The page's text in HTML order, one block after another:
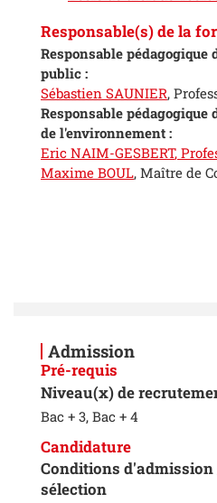
Responsable(s) de la
Responsable pédagogique
public :
Sébastien SAUNIER,
Responsable pédagogique
de l'environnement :
Eric NAIM-GESBERT,
Maxime BOUL, Maître de
Admission
Pré-requis
Niveau(x) de
Bac + 3, Bac + 4
Candidature
Conditions
sélection